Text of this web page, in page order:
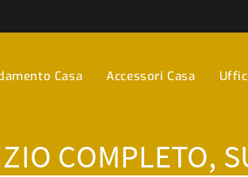
Casa Accessori Casa
COMPLETO,